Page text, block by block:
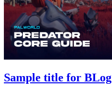
Sample title for BLog